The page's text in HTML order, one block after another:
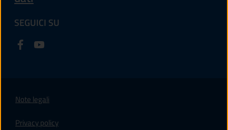
SEGUICI SU
Note legali
Privacy policy